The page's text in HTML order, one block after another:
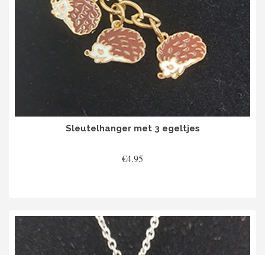
Sleutelhanger met 3 egeltjes
€4.95